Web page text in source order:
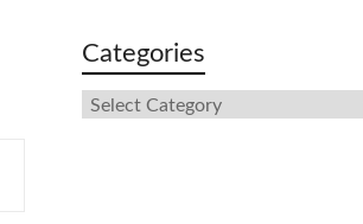
Categories